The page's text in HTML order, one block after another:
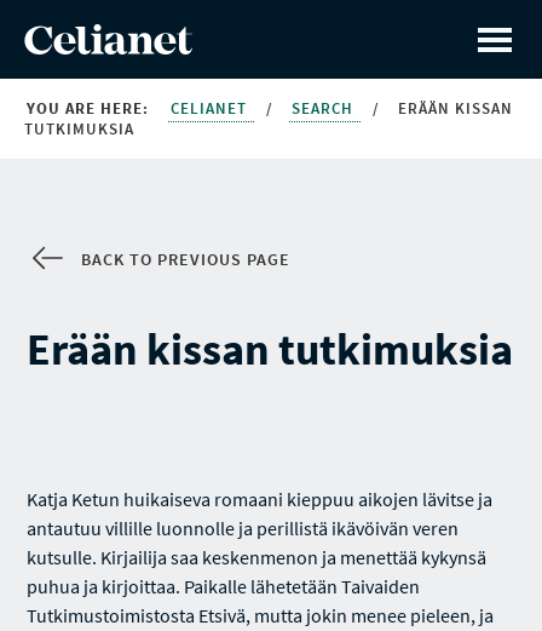
YOU ARE HERE: CELIANET / SEARCH /
ERÄÄN KISSAN
TUTKIMUKSIA
BACK TO PREVIOUS PAGE
Erään kissan tutkimuksia
Katja Ketun huikaiseva romaani kieppuu aikojen lävitse ja
antautuu villille luonnolle ja perillistä ikävöivän veren
kutsulle. Kirjailija saa keskenmenon ja menettää kykynsä
puhua ja kirjoittaa. Paikalle lähetetään Taivaiden
Tutkimustoimistosta Etsivä, mutta jokin menee pieleen, ja